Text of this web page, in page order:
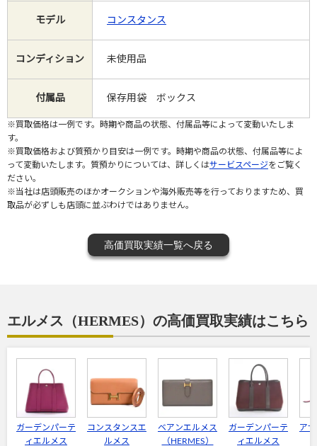
モデル コンスタンス
コンディション 未使用品
付属品 保存用袋 ボックス
※買取価格は一例です。時期や商品の状態、付属品等によって変動いたしま
す。
※買取価格および質預かり目安は一例です。時期や商品の状態、付属品等によ
って変動いたします。質預かりについては、詳しくはサービスページをご覧く
ださい。
※当社は店頭販売のほかオークションや海外販売等を行っておりますため、買
取品が必ずしも店頭に並ぶわけではありません。
高価買取実績一覧へ戻る
エルメス（HERMES）の高価買取実績はこちら
ガーデンパーテ
ィエルメス
コンスタンスエ
ルメス
ベアンエルメス
（HERMES）
ガーデンパーテ
ィエルメス
ア